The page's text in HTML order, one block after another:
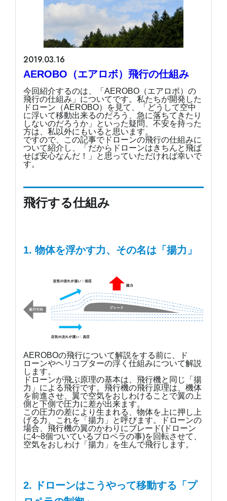
2019.03.16
AEROBO（エアロボ）飛行の仕組み
今回紹介するのは、「AEROBO（エアロボ）の
飛行の仕組み」についてです。私たちが開発した
ドローン（AEROBO）を見て、「どうして空中
に浮いて移動出来るのだろう、急に落ちてきたり
しないのだろうか」といった疑問、不安を持った
方は、私以外にもいると思います。
ですので、この記事でドローンの飛行の仕組みに
ついて紹介し、「だからドローンはきちんと飛ば
せば安心なんだ！」と思っていただければ幸いで
す。
飛行する仕組み
1. 物体を浮かす力、その名は「揚力」
AEROBOの飛行について解説をする前に、ド
ローンやヘリコプターの浮く仕組みについて解説
します。
ドローンが飛ぶ原理の基本は、飛行機と同じ「揚
力」による飛行です。飛行機の飛行原理は、機体
を前進させ、翼で空気をおしわけることで翼の上
側と下側で圧力に差が出来ます。
この圧力の差により生まれる、物体を上に押し上
げる力、これを「揚力」と呼びます。ドローンの
場合、飛行機の翼のかわりにブレード(ドローン
に4~8個ついているプロペラの事)を回転させて、
空気をおしわけ「揚力」を生んで飛行します。
2. ドローンはこうやって移動する「プ